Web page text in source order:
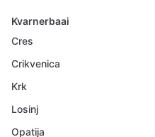
Kvarnerbaai
Cres
Crikvenica
Krk
Losinj
Opatija